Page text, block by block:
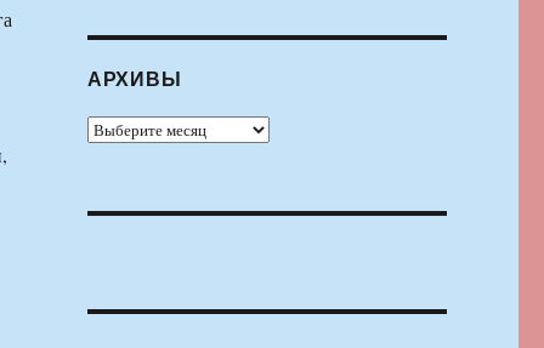
АРХИВЫ
Архивы